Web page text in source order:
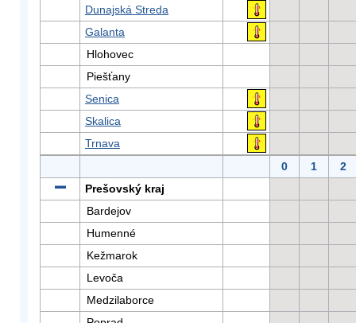
Dunajská Streda
Galanta
Hlohovec
Piešťany
Senica
Skalica
Trnava
0
1
2
Prešovský kraj
Bardejov
Humenné
Kežmarok
Levoča
Medzilaborce